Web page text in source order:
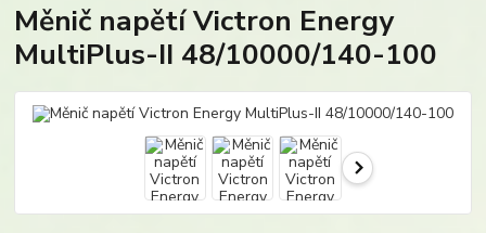
Měnič napětí Victron Energy
MultiPlus-II 48/10000/140-100